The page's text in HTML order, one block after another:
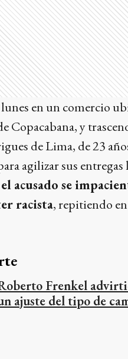
en un comercio
Copacabana, y
de Lima, de 23
agilizar sus entregas
el acusado se
racista, repitiendo
Frenkel
ajuste del tipo de